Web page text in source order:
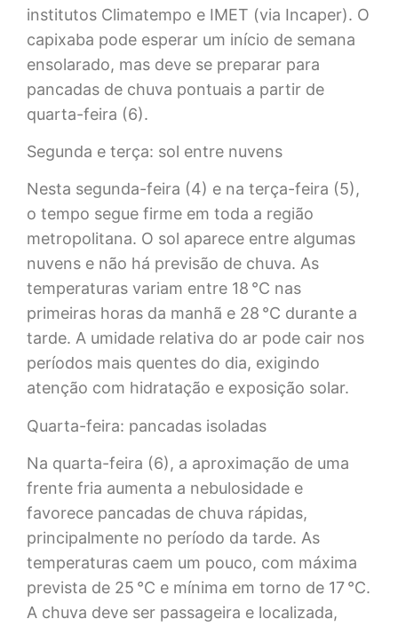
institutos Climatempo e IMET (via Incaper). O
capixaba pode esperar um início de semana
ensolarado, mas deve se preparar para
pancadas de chuva pontuais a partir de
quarta-feira (6).
Segunda e terça: sol entre nuvens
Nesta segunda-feira (4) e na terça-feira (5),
o tempo segue firme em toda a região
metropolitana. O sol aparece entre algumas
nuvens e não há previsão de chuva. As
temperaturas variam entre 18 °C nas
primeiras horas da manhã e 28 °C durante a
tarde. A umidade relativa do ar pode cair nos
períodos mais quentes do dia, exigindo
atenção com hidratação e exposição solar.
Quarta-feira: pancadas isoladas
Na quarta-feira (6), a aproximação de uma
frente fria aumenta a nebulosidade e
favorece pancadas de chuva rápidas,
principalmente no período da tarde. As
temperaturas caem um pouco, com máxima
prevista de 25 °C e mínima em torno de 17 °C.
A chuva deve ser passageira e localizada,